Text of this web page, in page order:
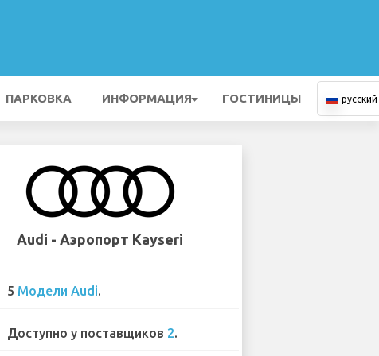
ПАРКОВКА ИНФОРМАЦИЯ ГОСТИНИЦЫ русский
Audi - Аэропорт Kayseri
5 Модели Audi.
Доступно у поставщиков 2.